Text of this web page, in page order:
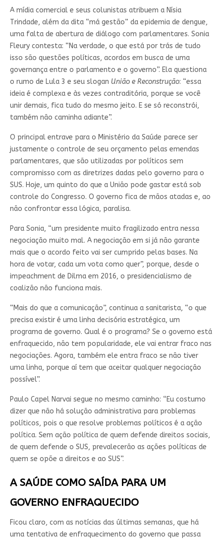
A mídia comercial e seus colunistas atribuem a Nísia
Trindade, além da dita “má gestão” da epidemia de dengue,
uma falta de abertura de diálogo com parlamentares. Sonia
Fleury contesta: “Na verdade, o que está por trás de tudo
isso são questões políticas, acordos em busca de uma
governança entre o parlamento e o governo”. Ela questiona
o rumo de Lula 3 e seu slogan União e Reconstrução: “essa
ideia é complexa e às vezes contraditória, porque se você
unir demais, fica tudo do mesmo jeito. E se só reconstrói,
também não caminha adiante”.
O principal entrave para o Ministério da Saúde parece ser
justamente o controle de seu orçamento pelas emendas
parlamentares, que são utilizadas por políticos sem
compromisso com as diretrizes dadas pelo governo para o
SUS. Hoje, um quinto do que a União pode gastar está sob
controle do Congresso. O governo fica de mãos atadas e, ao
não confrontar essa lógica, paralisa.
Para Sonia, “um presidente muito fragilizado entra nessa
negociação muito mal. A negociação em si já não garante
mais que o acordo feito vai ser cumprido pelas bases. Na
hora de votar, cada um vota como quer”, porque, desde o
impeachment de Dilma em 2016, o presidencialismo de
coalizão não funciona mais.
“Mais do que a comunicação”, continua a sanitarista, “o que
precisa existir é uma linha decisória estratégica, um
programa de governo. Qual é o programa? Se o governo está
enfraquecido, não tem popularidade, ele vai entrar fraco nas
negociações. Agora, também ele entra fraco se não tiver
uma linha, porque aí tem que aceitar qualquer negociação
possível”.
Paulo Capel Narvai segue no mesmo caminho: “Eu costumo
dizer que não há solução administrativa para problemas
políticos, pois o que resolve problemas políticos é a ação
política. Sem ação política de quem defende direitos sociais,
de quem defende o SUS, prevalecerão as ações políticas de
quem se opõe a direitos e ao SUS”.
A SAÚDE COMO SAÍDA PARA UM
GOVERNO ENFRAQUECIDO
Ficou claro, com as notícias das últimas semanas, que há
uma tentativa de enfraquecimento do governo que passa